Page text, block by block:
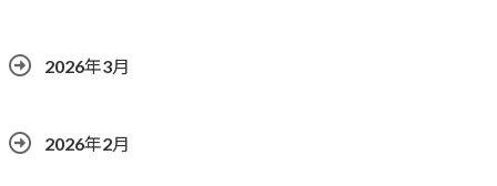
2026年3月
2026年2月